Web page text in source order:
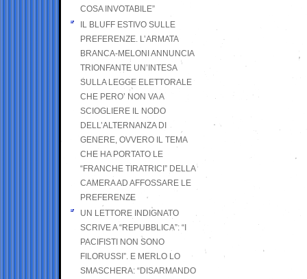
COSA INVOTABILE”
IL BLUFF ESTIVO SULLE
PREFERENZE. L’ARMATA
BRANCA-MELONI ANNUNCIA
TRIONFANTE UN’INTESA
SULLA LEGGE ELETTORALE
CHE PERO’ NON VA A
SCIOGLIERE IL NODO
DELL’ALTERNANZA DI
GENERE, OVVERO IL TEMA
CHE HA PORTATO LE
“FRANCHE TIRATRICI” DELLA
CAMERA AD AFFOSSARE LE
PREFERENZE
UN LETTORE INDIGNATO
SCRIVE A “REPUBBLICA”: “I
PACIFISTI NON SONO
FILORUSSI”. E MERLO LO
SMASCHERA: “DISARMANDO